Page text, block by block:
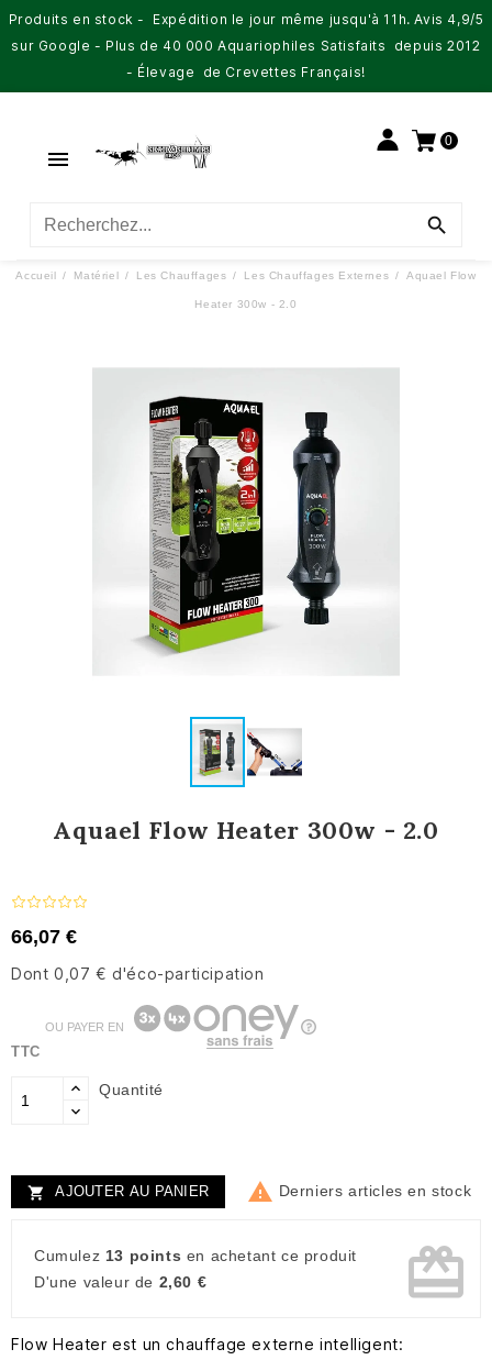
Produits en stock - Expédition le jour même jusqu'à 11h. Avis 4,9/5
sur Google - Plus de 40 000 Aquariophiles Satisfaits depuis 2012
- Élevage de Crevettes Français!

0

Accueil Matériel Les Chauffages Les Chauffages Externes Aquael Flow
Heater 300w - 2.0
Aquael Flow Heater 300w - 2.0
66,07 €
Dont 0,07 € d'éco-participation
TTC
OU PAYER EN
Quantité
 AJOUTER AU PANIER  Derniers articles en stock
Cumulez 13 points en achetant ce produit
D'une valeur de 2,60 € card_giftcard
Flow Heater est un chauffage externe intelligent: